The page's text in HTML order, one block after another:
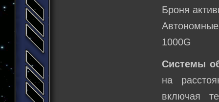
Броня
1000G
Системы
на
включая